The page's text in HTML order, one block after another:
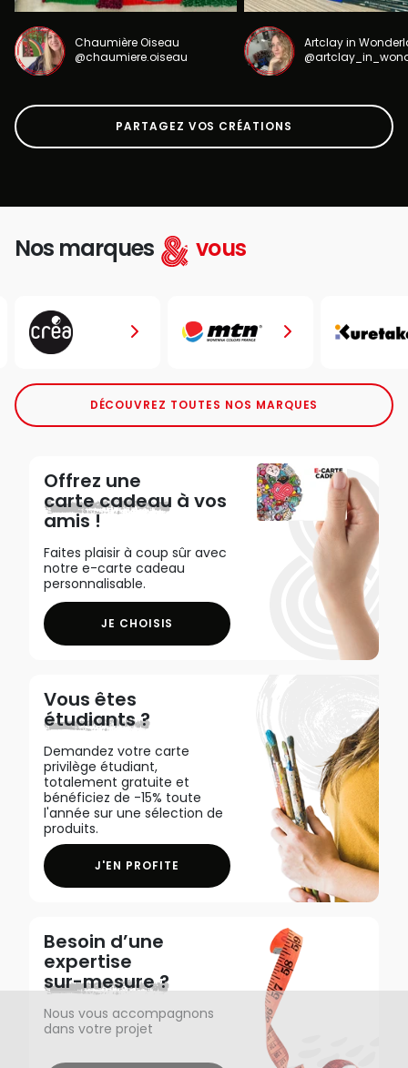
Chaumière Oiseau
@chaumiere.oiseau
Artclay in
PARTAGEZ VOS CRÉATIONS
Nos marques vous
DÉCOUVREZ TOUTES NOS MARQUES
Offrez une
carte cadeau à vos
amis !
Faites plaisir à coup sûr avec
notre e-carte cadeau
personnalisable.
JE CHOISIS
Vous êtes
étudiants ?
Demandez votre carte
privilège étudiant,
totalement gratuite et
bénéficiez de -15% toute
l'année sur une sélection de
produits.
J'EN PROFITE
Besoin d’une
expertise
sur-mesure ?
Nous vous accompagnons
dans votre projet